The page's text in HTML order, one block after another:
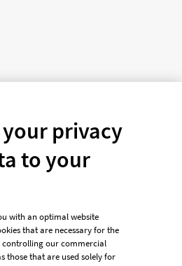
privacy
to your
with an optimal website
that are necessary for the
our commercial
those that are used solely for